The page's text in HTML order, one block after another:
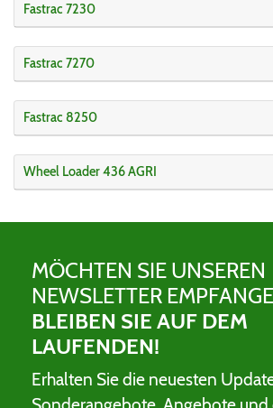
Fastrac 7230
Fastrac 7270
Fastrac 8250
Wheel Loader 436 AGRI
MÖCHTEN SIE UNSEREN
NEWSLETTER
BLEIBEN SIE AUF DEM
LAUFENDEN!
Erhalten Sie die neuesten